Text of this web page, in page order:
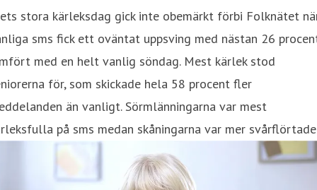
stora kärleksdag gick inte obemärkt förbi Folknätet
sms fick ett oväntat uppsving med nästan 26
med en helt vanlig söndag. Mest kärlek stod
för, som skickade hela 58 procent fler
än vanligt. Sörmlänningarna var mest
på sms medan skåningarna var mer